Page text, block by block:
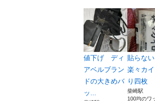
値下げ ディ
アベルブラン
ドの大きめバ
ッ...
貼らな
楽々カ
り四枚
柴崎駅
100均のワ